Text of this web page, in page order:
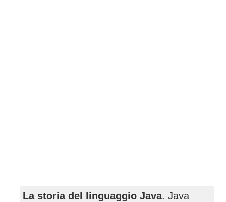
La storia del linguaggio Java. Java